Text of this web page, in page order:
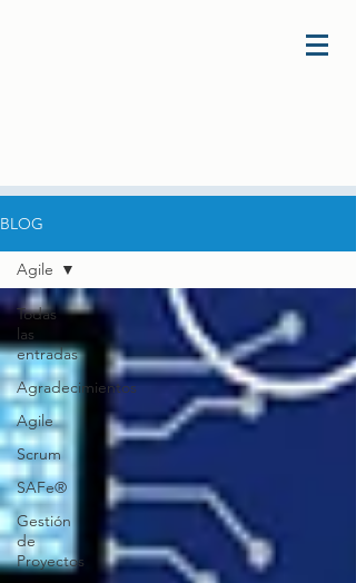
BLOG
Todas
las
entradas
Agradecimientos
Agile
Scrum
SAFe®
Gestión
de
Proyectos
Agile